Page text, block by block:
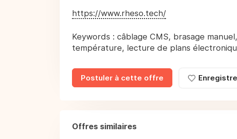
https://www.rheso.tech/
Keywords : câblage CMS, brasage
température, lecture de plans
Postuler à cette offre
Offres similaires